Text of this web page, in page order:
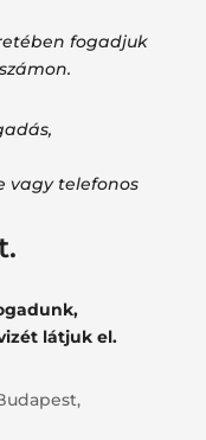
fogadjuk
vagy telefonos
látjuk el.